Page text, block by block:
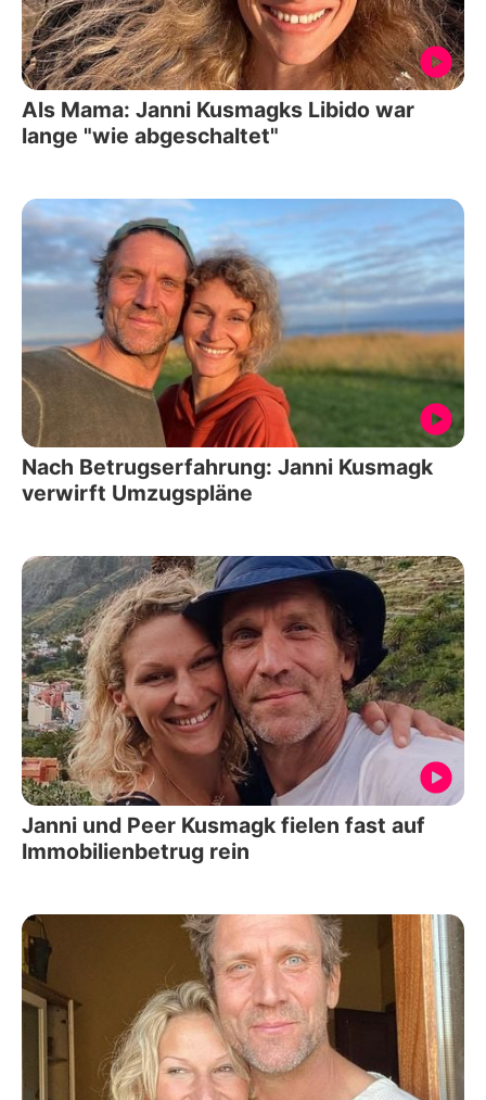
Als Mama: Janni Kusmagks Libido war
lange "wie abgeschaltet"
Nach Betrugserfahrung: Janni Kusmagk
verwirft Umzugspläne
Janni und Peer Kusmagk fielen fast auf
Immobilienbetrug rein